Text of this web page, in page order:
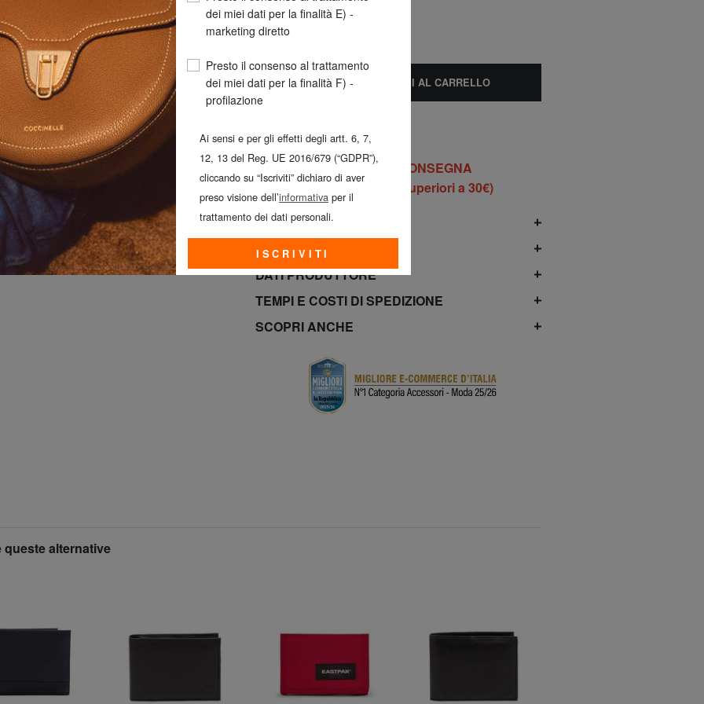
AGGIUNGI AL CARRELLO
SOLO OGGI E DOMANI! CONSEGNA
GRATUITA*! (*Per ordini superiori a 30€)
INFO PRODOTTO
DIMENSIONI
DATI PRODUTTORE
TEMPI E COSTI DI SPEDIZIONE
SCOPRI ANCHE
alternative
dei miei dati per la finalità E) -
marketing diretto
Presto il consenso al trattamento
dei miei dati per la finalità F) -
profilazione
Ai sensi e per gli effetti degli artt. 6, 7,
12, 13 del Reg. UE 2016/679 (“GDPR”),
cliccando su “Iscriviti” dichiaro di aver
preso visione dell’informativa per il
trattamento dei dati personali.
ISCRIVITI